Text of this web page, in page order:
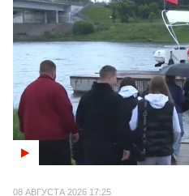
08 АВГУСТА 2026 17:25